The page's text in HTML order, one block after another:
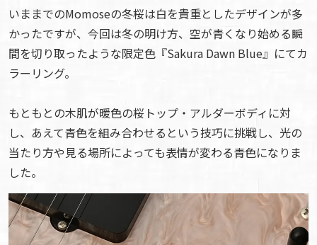
いままでのMomoseの冬桜は白を貴重としたデザインが多
かったですが、今回は冬の明け方、空が青くなり始める瞬
間を切り取ったような限定色『Sakura Dawn Blue』にてカ
ラーリング。
もともとの木肌が暖色の桜トップ・アルダーボディに対
し、あえて青色を組み合わせるという技巧に挑戦し、光の
当たり方や見る場所によっても表情が変わる青色になりま
した。